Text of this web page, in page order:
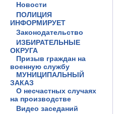
Новости
ПОЛИЦИЯ
ИНФОРМИРУЕТ
Законодательство
ИЗБИРАТЕЛЬНЫЕ
ОКРУГА
Призыв граждан на
военную службу
МУНИЦИПАЛЬНЫЙ
ЗАКАЗ
О несчастных случаях
на производстве
Видео заседаний